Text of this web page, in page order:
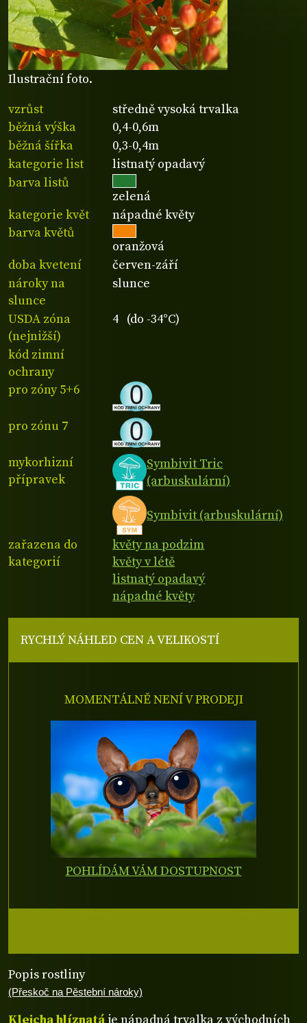
Ilustrační foto.
vzrůst
středně vysoká trvalka
běžná výška
0,4-0,6m
běžná šířka
0,3-0,4m
kategorie list
listnatý opadavý
barva listů
zelená
kategorie květ
nápadné květy
barva květů
oranžová
doba kvetení
červen-září
nároky na
slunce
slunce
USDA zóna
(nejnižší)
4 (do -34°C)
kód zimní
ochrany
pro zóny 5+6
pro zónu 7
mykorhizní
přípravek
Symbivit Tric
(arbuskulární)
Symbivit (arbuskulární)
zařazena do
kategorií
květy na podzim
květy v létě
listnatý opadavý
nápadné květy
Popis rostliny
(Přeskoč na Pěstební nároky)
Klejcha hlíznatá je nápadná trvalka z východních
RYCHLÝ NÁHLED CEN A VELIKOSTÍ
MOMENTÁLNĚ NENÍ V PRODEJI
POHLÍDÁM VÁM DOSTUPNOST